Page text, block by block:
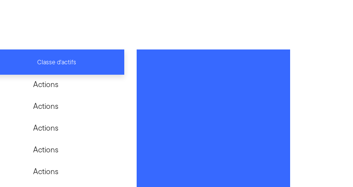
Classe d'actifs
Actions
Actions
Actions
Actions
Actions